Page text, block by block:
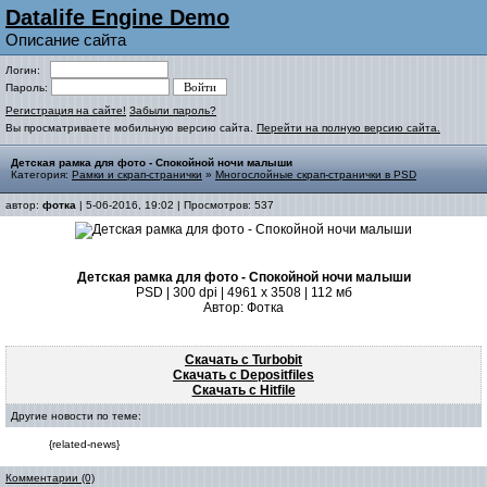
Datalife Engine Demo
Описание сайта
Логин:
Пароль:
Регистрация на сайте! Забыли пароль?
Вы просматриваете мобильную версию сайта. Перейти на полную версию сайта.
Детская рамка для фото - Спокойной ночи малыши
Категория: Рамки и скрап-странички » Многослойные скрап-странички в PSD
автор: фотка | 5-06-2016, 19:02 | Просмотров: 537
Детская рамка для фото - Спокойной ночи малыши
PSD | 300 dpi | 4961 x 3508 | 112 мб
Автор: Фотка
Скачать с Turbobit
Скачать с Depositfiles
Скачать с Hitfile
Другие новости по теме:
{related-news}
Комментарии (0)